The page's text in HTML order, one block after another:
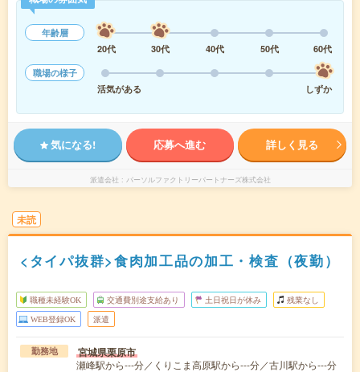
年齢層
20代
30代 40代 50代
60代
職場の様子
活気がある
しずか
気になる! 応募へ進む 詳しく見る
派遣会社 パーソルファクトリーパートナーズ株式会社
未読
<タイパ抜群>食肉加工品の加工・検査（夜勤）
職種未経験OK 交通費別途支給あり 土日祝日が休み 残業なし
WEB登録OK 派遣
勤務地 宮城県栗原市
瀬峰駅から---分／くりこま高原駅から---分／古川駅から---分